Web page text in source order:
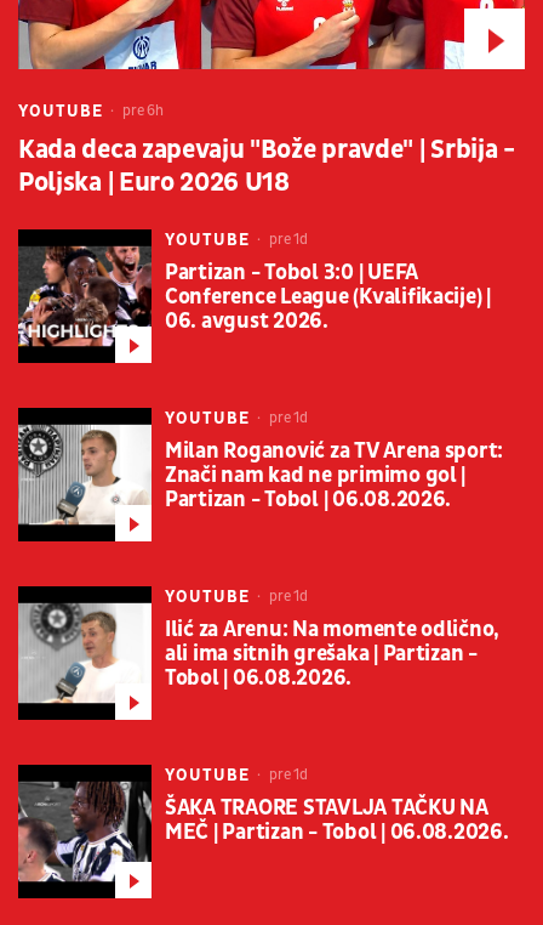
YOUTUBE pre 6h
Kada deca zapevaju "Bože pravde" | Srbija -
Poljska | Euro 2026 U18
YOUTUBE pre 1d
Partizan - Tobol 3:0 | UEFA
Conference League (Kvalifikacije) |
06. avgust 2026.
YOUTUBE pre 1d
Milan Roganović za TV Arena sport:
Znači nam kad ne primimo gol |
Partizan - Tobol | 06.08.2026.
YOUTUBE pre 1d
Ilić za Arenu: Na momente odlično,
ali ima sitnih grešaka | Partizan -
Tobol | 06.08.2026.
YOUTUBE pre 1d
ŠAKA TRAORE STAVLJA TAČKU NA
MEČ | Partizan - Tobol | 06.08.2026.